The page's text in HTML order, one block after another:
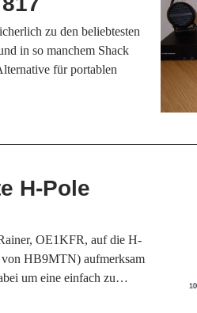
zu den beliebtesten
in so manchem Shack
für portablen
H-Pole
OE1KFR, auf die H-
von HB9MTN) aufmerksam
um eine einfach zu…